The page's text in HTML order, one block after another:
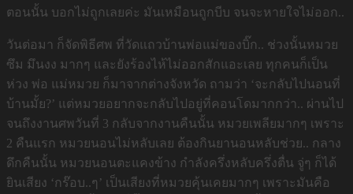
ตอนนั้น บอกไม่ถูกเลยค่ะ มันเหมือนถูกบีบ จนจะหายใจไม่ออก..
วันต่อมา ก็จัดพิธีศพ ที่วัดแถวบ้านพ่อแม่ของบิ๊ก.. ช่วงนั้นหมวย
ซึม มึนงง มากๆ และยังร้องไห้ไม่ออกสักแอะเลย ทุกคนก็เป็น
ห่วง พ่อ แม่หมวย ก็มาจากต่างจังหวัด ถามว่า ‘จะกลับไปนอนที่
บ้านมั้ย?’ แต่หมวยอยากจะกลับไปอยู่ที่คอนโดมากกว่า.. ผ่านไป
จนถึงงานศพวันที่ 3 กลับจากงานคืนนั้น หมวยเพลียมากๆ เพราะ
2 คืนแรก หมวยนอนไม่หลับเลย ต้องกินยานอนหลับช่วย.. กลาง
ดึกคืนนั้น หมวยนอนตะแคงข้าง กำลังครึ่งหลับครึ่งตื่น จู่ๆ ก็ได้
ยินเสียง ‘กร๊อบ..ๆ’ เป็นเสียงที่หมวยคุ้นเคยมากๆ เพราะมันคือ